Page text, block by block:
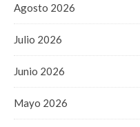
Agosto 2026
Julio 2026
Junio 2026
Mayo 2026